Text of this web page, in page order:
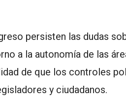
persisten las dudas
a la autonomía de las
de que los controles
y ciudadanos.